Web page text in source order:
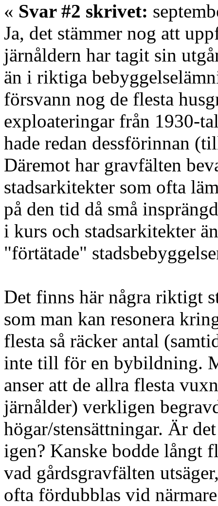
« Svar #2 skrivet:
Ja, det stämmer nog att
järnåldern har tagit sin
än i riktiga
försvann nog de flesta
exploateringar från 1930-
hade redan dessförinnan
Däremot har gravfälten
stadsarkitekter som ofta
på den tid då små
i kurs och stadsarkitekter
"förtätade"
Det finns här några riktigt
som man kan resonera
flesta så räcker antal
inte till för en bybildning.
anser att de allra flesta
järnålder) verkligen
högar/stensättningar. Är
igen? Kanske bodde långt
vad gårdsgravfälten
ofta fördubblas vid